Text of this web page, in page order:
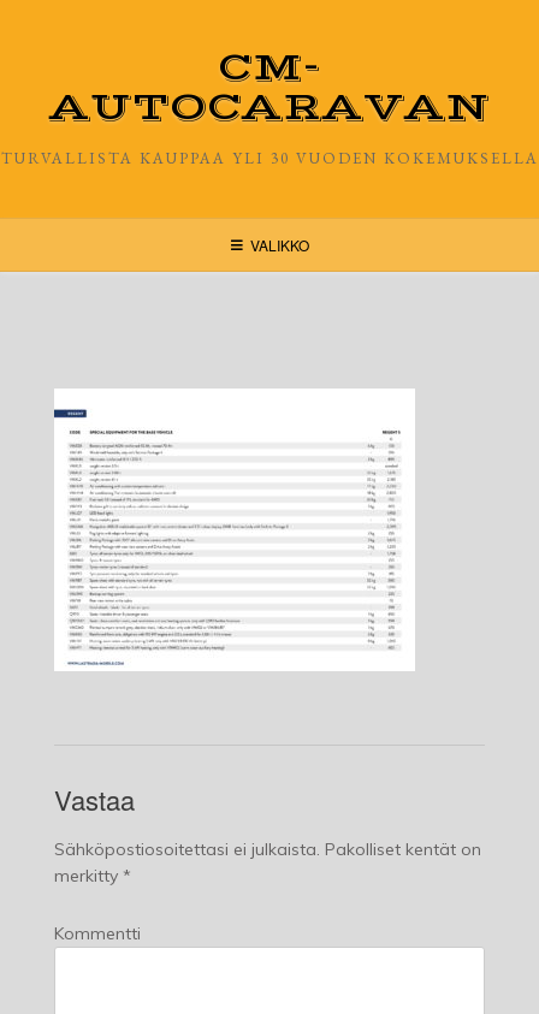
CM-
AUTOCARAVAN
TURVALLISTA KAUPPAA YLI 30 VUODEN KOKEMUKSELLA
VALIKKO
Vastaa
Sähköpostiosoitettasi ei julkaista. Pakolliset kentät on
merkitty *
Kommentti